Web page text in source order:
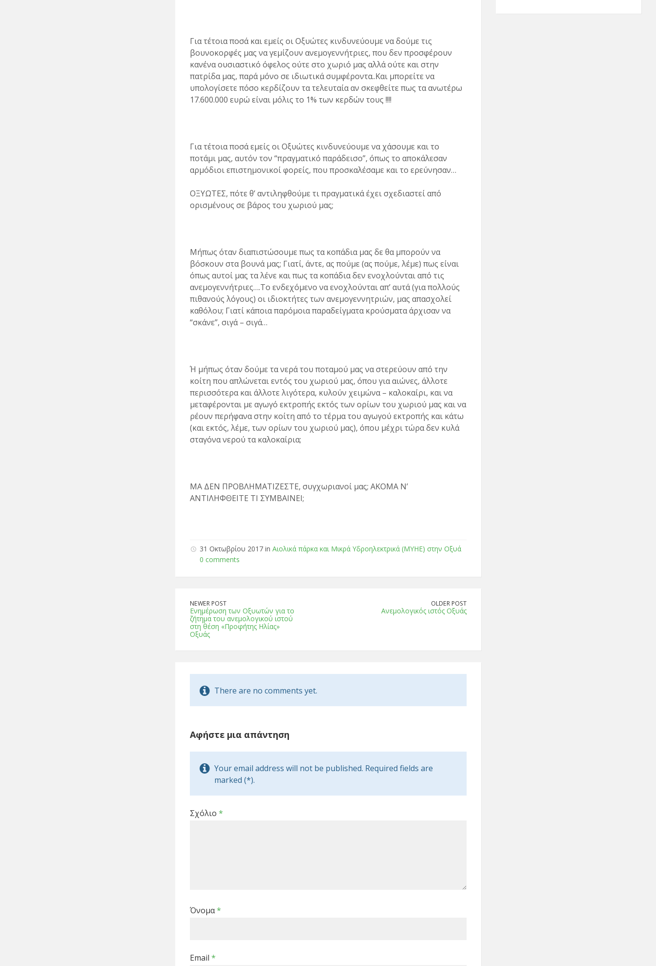
Για τέτοια ποσά και εμείς οι Οξυώτες κινδυνεύουμε να δούμε τις
βουνοκορφές μας να γεμίζουν ανεμογεννήτριες, που δεν προσφέρουν
κανένα ουσιαστικό όφελος ούτε στο χωριό μας αλλά ούτε και στην
πατρίδα μας, παρά μόνο σε ιδιωτικά συμφέροντα..Και μπορείτε να
υπολογίσετε πόσο κερδίζουν τα τελευταία αν σκεφθείτε πως τα ανωτέρω
17.600.000 ευρώ είναι μόλις το 1% των κερδών τους !!!!
Για τέτοια ποσά εμείς οι Οξυώτες κινδυνεύουμε να χάσουμε και το
ποτάμι μας, αυτόν τον “πραγματικό παράδεισο”, όπως το αποκάλεσαν
αρμόδιοι επιστημονικοί φορείς, που προσκαλέσαμε και το ερεύνησαν…
ΟΞΥΩΤΕΣ, πότε θ’ αντιληφθούμε τι πραγματικά έχει σχεδιαστεί από
ορισμένους σε βάρος του χωριού μας;
Μήπως όταν διαπιστώσουμε πως τα κοπάδια μας δε θα μπορούν να
βόσκουν στα βουνά μας; Γιατί, άντε, ας πούμε (ας πούμε, λέμε) πως είναι
όπως αυτοί μας τα λένε και πως τα κοπάδια δεν ενοχλούνται από τις
ανεμογεννήτριες….Το ενδεχόμενο να ενοχλούνται απ’ αυτά (για πολλούς
πιθανούς λόγους) οι ιδιοκτήτες των ανεμογεννητριών, μας απασχολεί
καθόλου; Γιατί κάποια παρόμοια παραδείγματα κρούσματα άρχισαν να
“σκάνε”, σιγά – σιγά…
Ή μήπως όταν δούμε τα νερά του ποταμού μας να στερεύουν από την
κοίτη που απλώνεται εντός του χωριού μας, όπου για αιώνες, άλλοτε
περισσότερα και άλλοτε λιγότερα, κυλούν χειμώνα – καλοκαίρι, και να
μεταφέρονται με αγωγό εκτροπής εκτός των ορίων του χωριού μας και να
ρέουν περήφανα στην κοίτη από το τέρμα του αγωγού εκτροπής και κάτω
(και εκτός, λέμε, των ορίων του χωριού μας), όπου μέχρι τώρα δεν κυλά
σταγόνα νερού τα καλοκαίρια;
ΜΑ ΔΕΝ ΠΡΟΒΛΗΜΑΤΙΖΕΣΤΕ, συγχωριανοί μας; ΑΚΟΜΑ Ν’
ΑΝΤΙΛΗΦΘΕΙΤΕ ΤΙ ΣΥΜΒΑΙΝΕΙ;
31 Οκτωβρίου 2017 in Αιολικά πάρκα και Μικρά Υδροηλεκτρικά (ΜΥΗΕ) στην Οξυά
0 comments
NEWER POST
Ενημέρωση των Οξυωτών για το
ζήτημα του ανεμολογικού ιστού
στη θέση «Προφήτης Ηλίας»
Οξυάς
OLDER POST
Ανεμολογικός ιστός Οξυάς
There are no comments yet.
Αφήστε μια απάντηση
Your email address will not be published. Required fields are
marked (*).
Σχόλιο *
Όνομα*
Email *